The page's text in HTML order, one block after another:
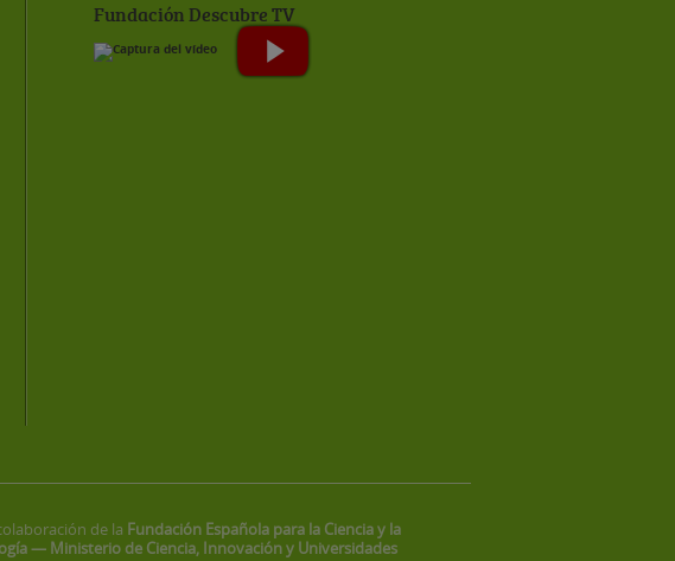
Fundación Descubre TV
de la Fundación Española para la Ciencia y la
— Ministerio de Ciencia, Innovación y Universidades